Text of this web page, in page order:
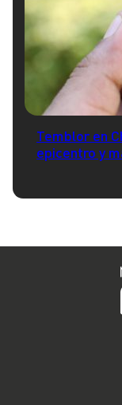
Temblor en
epicentro y